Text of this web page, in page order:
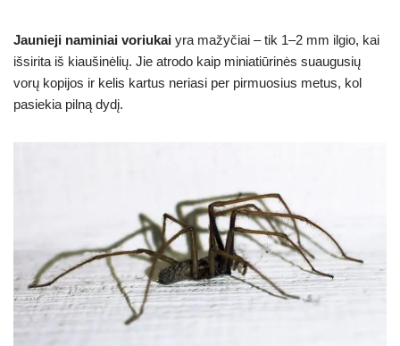
Jaunieji naminiai voriukai yra mažyčiai – tik 1–2 mm ilgio, kai
išsirita iš kiaušinėlių. Jie atrodo kaip miniatiūrinės suaugusių
vorų kopijos ir kelis kartus neriasi per pirmuosius metus, kol
pasiekia pilną dydį.